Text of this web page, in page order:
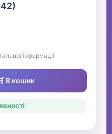
інформації
В кошик